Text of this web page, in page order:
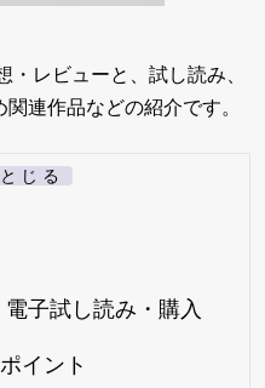
レビューと、試し読み、
連作品などの紹介です。
とじる
子試し読み・購入
イント